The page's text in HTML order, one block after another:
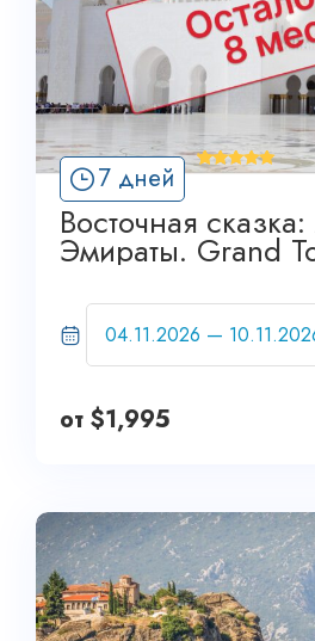
7 дней
'
Восточная
Эмираты. Grand
от $1,995